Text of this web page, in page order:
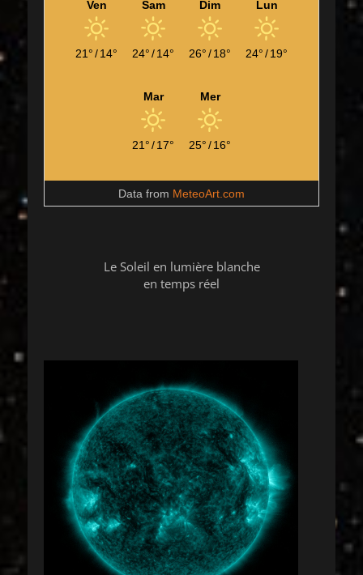
Ven
21°/14°
Sam
24°/14°
Dim
26°/18°
Lun
24°/19°
Mar
21°/17°
Mer
25°/16°
Data from MeteoArt.com
Le Soleil en lumière blanche
en temps réel